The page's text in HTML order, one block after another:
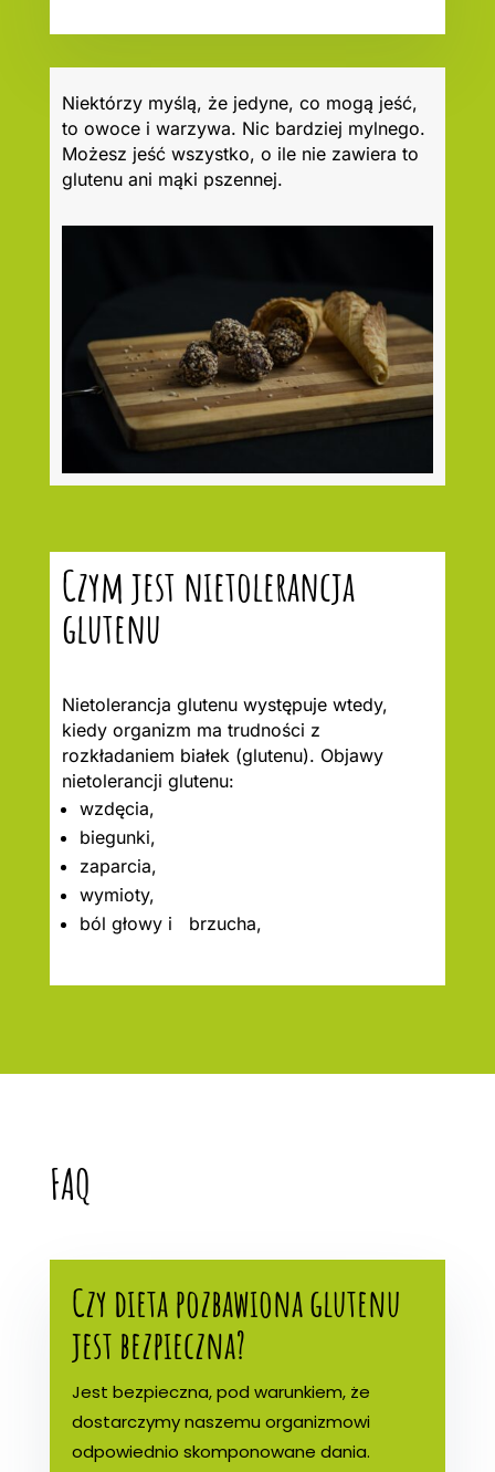
Niektórzy myślą, że jedyne, co mogą jeść,
to owoce i warzywa. Nic bardziej mylnego.
Możesz jeść wszystko, o ile nie zawiera to
glutenu ani mąki pszennej.
Czym jest nietolerancja
glutenu
Nietolerancja glutenu występuje wtedy,
kiedy organizm ma trudności z
rozkładaniem białek (glutenu). Objawy
nietolerancji glutenu:
wzdęcia,
biegunki,
zaparcia,
wymioty,
ból głowy i brzucha,
FAQ
Czy dieta pozbawiona glutenu
jest bezpieczna?
Jest bezpieczna, pod warunkiem, że
dostarczymy naszemu organizmowi
odpowiednio skomponowane dania.